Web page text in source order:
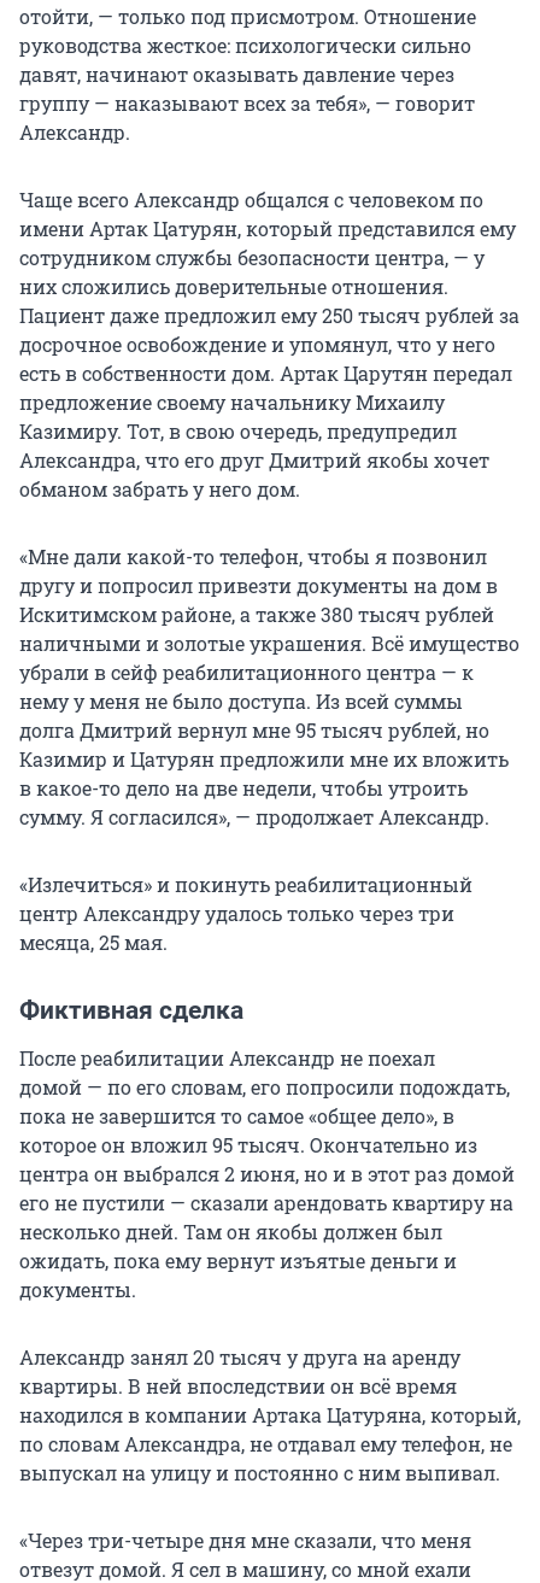
отойти, — только под присмотром. Отношение
руководства жесткое: психологически сильно
давят, начинают оказывать давление через
группу — наказывают всех за тебя», — говорит
Александр.
Чаще всего Александр общался с человеком по
имени Артак Цатурян, который представился ему
сотрудником службы безопасности центра, — у
них сложились доверительные отношения.
Пациент даже предложил ему 250 тысяч рублей за
досрочное освобождение и упомянул, что у него
есть в собственности дом. Артак Царутян передал
предложение своему начальнику Михаилу
Казимиру. Тот, в свою очередь, предупредил
Александра, что его друг Дмитрий якобы хочет
обманом забрать у него дом.
«Мне дали какой-то телефон, чтобы я позвонил
другу и попросил привезти документы на дом в
Искитимском районе, а также 380 тысяч рублей
наличными и золотые украшения. Всё имущество
убрали в сейф реабилитационного центра — к
нему у меня не было доступа. Из всей суммы
долга Дмитрий вернул мне 95 тысяч рублей, но
Казимир и Цатурян предложили мне их вложить
в какое-то дело на две недели, чтобы утроить
сумму. Я согласился», — продолжает Александр.
«Излечиться» и покинуть реабилитационный
центр Александру удалось только через три
месяца, 25 мая.
Фиктивная сделка
После реабилитации Александр не поехал
домой — по его словам, его попросили подождать,
пока не завершится то самое «общее дело», в
которое он вложил 95 тысяч. Окончательно из
центра он выбрался 2 июня, но и в этот раз домой
его не пустили — сказали арендовать квартиру на
несколько дней. Там он якобы должен был
ожидать, пока ему вернут изъятые деньги и
документы.
Александр занял 20 тысяч у друга на аренду
квартиры. В ней впоследствии он всё время
находился в компании Артака Цатуряна, который,
по словам Александра, не отдавал ему телефон, не
выпускал на улицу и постоянно с ним выпивал.
«Через три-четыре дня мне сказали, что меня
отвезут домой. Я сел в машину, со мной ехали